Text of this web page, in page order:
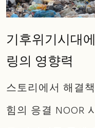
기후위기시대
링의 영향력​
스토리에서 해결
힘의 응결 NOOR